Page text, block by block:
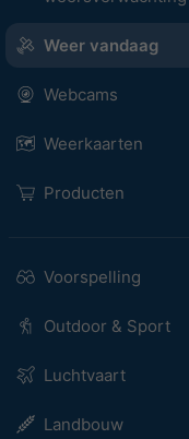
Weer vandaag
Webcams
Weerkaarten
Producten
Voorspelling
Outdoor & Sport
Luchtvaart
Landbouw